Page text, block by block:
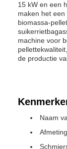
15 kW en een
maken het
biomassa-
machine voor
de productie
Naam